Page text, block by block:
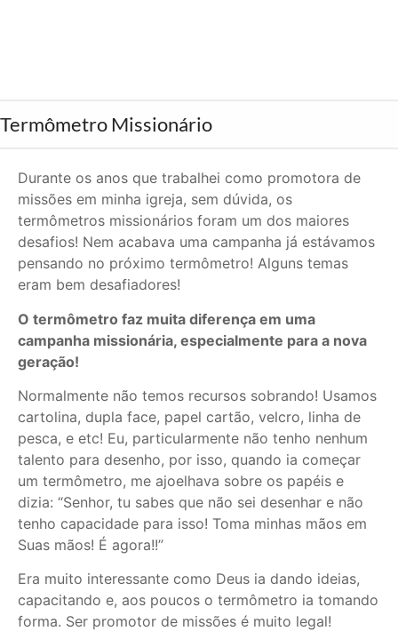
Termômetro Missionário
Durante os anos que trabalhei como promotora de
missões em minha igreja, sem dúvida, os
termômetros missionários foram um dos maiores
desafios! Nem acabava uma campanha já estávamos
pensando no próximo termômetro! Alguns temas
eram bem desafiadores!
O termômetro faz muita diferença em uma
campanha missionária, especialmente para a nova
geração!
Normalmente não temos recursos sobrando! Usamos
cartolina, dupla face, papel cartão, velcro, linha de
pesca, e etc! Eu, particularmente não tenho nenhum
talento para desenho, por isso, quando ia começar
um termômetro, me ajoelhava sobre os papéis e
dizia: “Senhor, tu sabes que não sei desenhar e não
tenho capacidade para isso! Toma minhas mãos em
Suas mãos! É agora!!”
Era muito interessante como Deus ia dando ideias,
capacitando e, aos poucos o termômetro ia tomando
forma. Ser promotor de missões é muito legal!